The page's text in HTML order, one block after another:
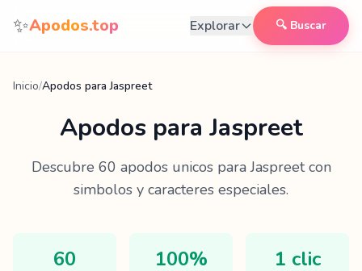
Saltar al contenido
✨Apodos.top Explorar 🔍 Buscar
Inicio/Apodos para Jaspreet
Apodos para Jaspreet
Descubre 60 apodos unicos paraJaspreetcon
simbolos y caracteres especiales.
60 100% 1 clic